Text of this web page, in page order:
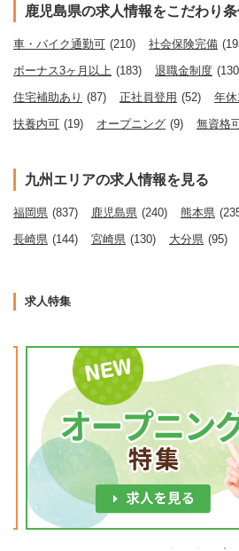
鹿児島県の求人情報をこだわり
車・バイク通勤可 (210) 社会保険完備
ボーナス3ヶ月以上 (183) 退職金制度
住宅補助あり (87) 正社員登用 (52) 年
扶養内可 (19) オープニング (9) 無資格
九州エリアの求人情報を見る
福岡県 (837) 鹿児島県 (240) 熊本県
長崎県 (144) 宮崎県 (130) 大分県 (95)
求人特集